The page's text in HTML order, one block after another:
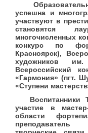
успешна и
участвуют в
становятся
многочисленных
конкурс по
Красноярск),
художников
Всероссийский
«Гармония» (пгт.
«Ступени
Воспитанники
участие в
области
преподаватель